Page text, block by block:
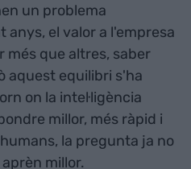
un problema
anys, el valor a l'empresa
més que altres, saber
aquest equilibri s'ha
on la intel·ligència
millor, més ràpid i
la pregunta ja no
millor.